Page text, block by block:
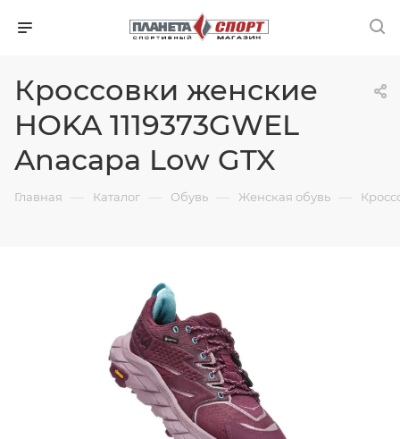
Кроссовки женские
HOKA 1119373GWEL
Anacapa Low GTX
Главная — Каталог — Обувь — Женская обувь —